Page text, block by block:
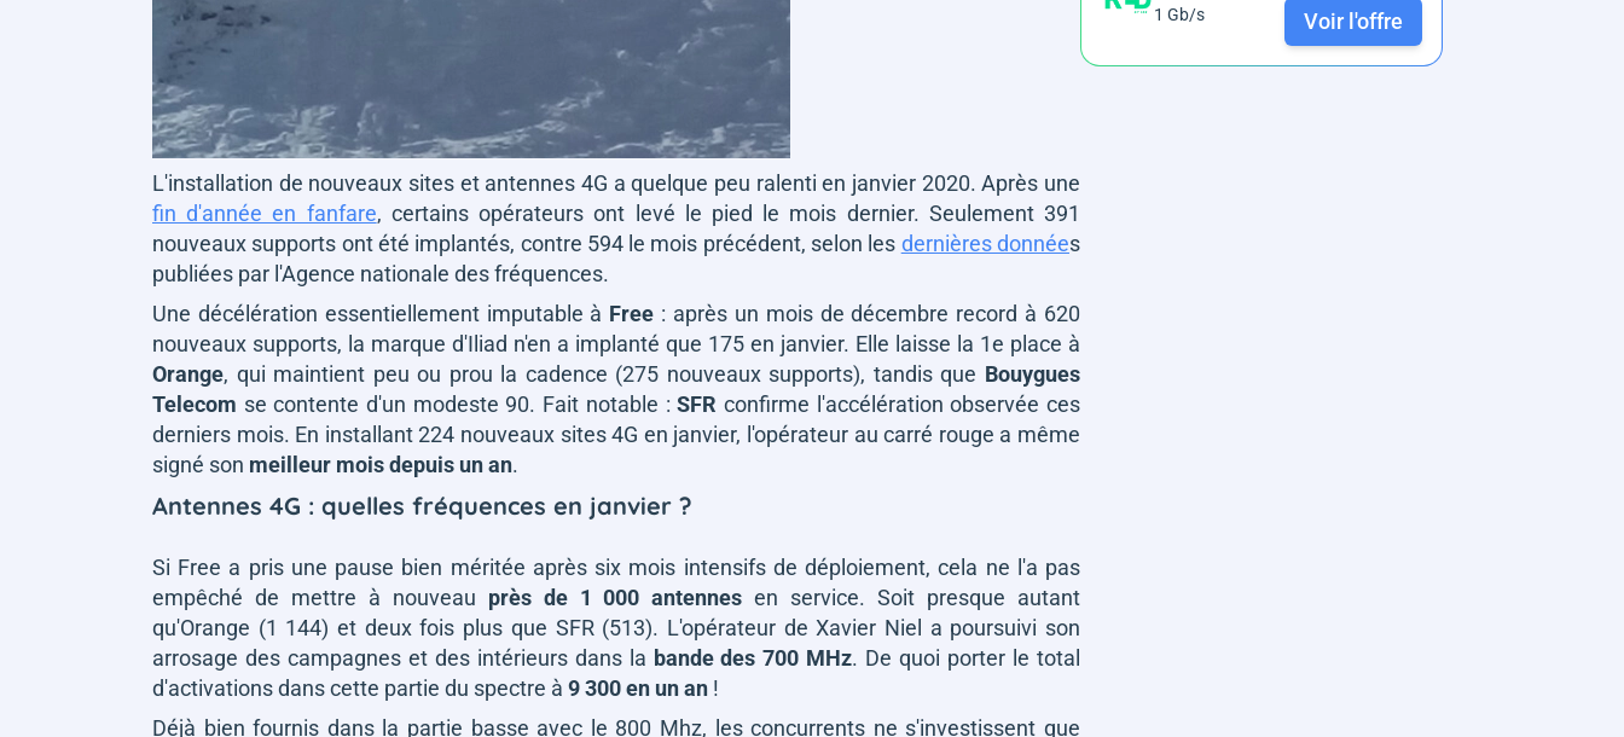
L'installation de nouveaux sites et antennes 4G a quelque peu ralenti en janvier 2020. Après une
fin d'année en fanfare, certains opérateurs ont levé le pied le mois dernier. Seulement 391
nouveaux supports ont été implantés, contre 594 le mois précédent, selon les dernières données
publiées par l'Agence nationale des fréquences.
Une décélération essentiellement imputable à Free : après un mois de décembre record à 620
nouveaux supports, la marque d'Iliad n'en a implanté que 175 en janvier. Elle laisse la 1e place à
Orange, qui maintient peu ou prou la cadence (275 nouveaux supports), tandis que Bouygues
Telecom se contente d'un modeste 90. Fait notable :SFR confirme l'accélération observée ces
derniers mois. En installant 224 nouveaux sites 4G en janvier, l'opérateur au carré rouge a même
signé son meilleur mois depuis un an.
Antennes 4G : quelles fréquences en janvier ?
Si Free a pris une pause bien méritée après six mois intensifs de déploiement, cela ne l'a pas
empêché de mettre à nouveau près de 1 000 antennes en service. Soit presque autant
qu'Orange (1 144) et deux fois plus que SFR (513). L'opérateur de Xavier Niel a poursuivi son
arrosage des campagnes et des intérieurs dans la bande des 700 MHz. De quoi porter le total
d'activations dans cette partie du spectre à 9 300 en un an !
Déjà bien fournis dans la partie basse avec le 800 Mhz, les concurrents ne s'investissent que
1 Gb/s
Voir l'offre